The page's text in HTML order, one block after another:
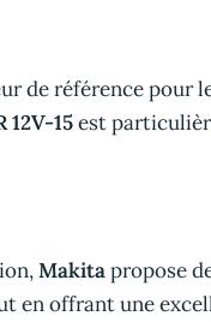
de référence pour
12V-15est
Makitapropose
en offrant une